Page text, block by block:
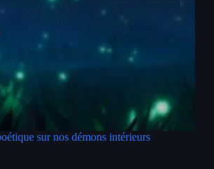
sur nos démons intérieurs